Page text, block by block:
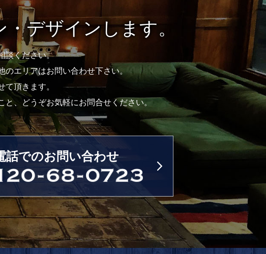
・デザインします。
談ください。
のエリアはお問い合わせ下さい。
頂きます。
、どうぞお気軽にお問合せください。
話でのお問い合わせ